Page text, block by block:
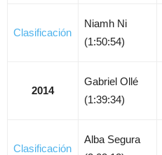
Clasificación
Niamh Ni
(1:50:54)
2014
Gabriel Ollé
(1:39:34)
Clasificación
Alba Segura